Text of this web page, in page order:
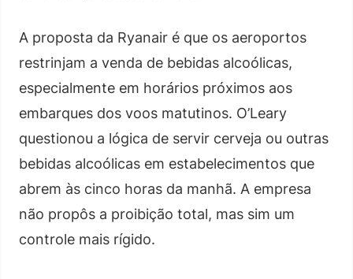
A proposta da Ryanair é que os aeroportos
restrinjam a venda de bebidas alcoólicas,
especialmente em horários próximos aos
embarques dos voos matutinos. O’Leary
questionou a lógica de servir cerveja ou outras
bebidas alcoólicas em estabelecimentos que
abrem às cinco horas da manhã. A empresa
não propôs a proibição total, mas sim um
controle mais rígido.